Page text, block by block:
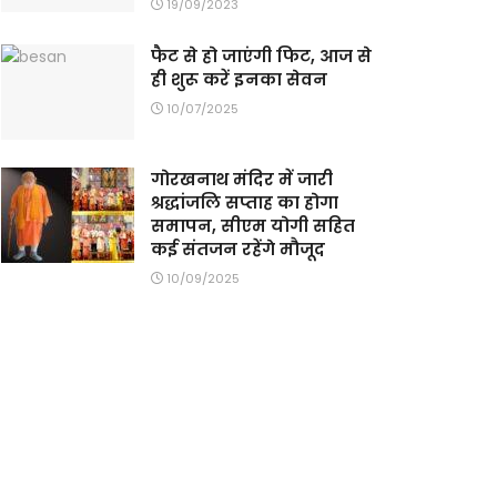
19/09/2023
फैट से हो जाएंगी फिट, आज से
ही शुरू करें इनका सेवन
10/07/2025
गोरखनाथ मंदिर में जारी
श्रद्धांजलि सप्ताह का होगा
समापन, सीएम योगी सहित
कई संतजन रहेंगे मौजूद
10/09/2025